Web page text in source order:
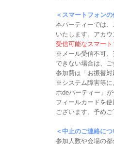
＜スマートフォン
本パーティーでは
いたします。アカ
受信可能なスマート
※メール受信不可、
できない場合は、
参加費は「お振替対
※システム障害等に
ホdeパーティー」
フィールカードを
ございます。予めご
＜中止のご連絡につ
参加人数や会場の